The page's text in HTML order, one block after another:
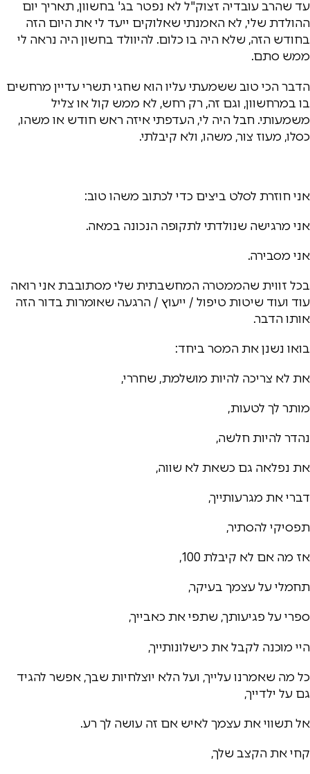
עד שהרב עובדיה זצוק"ל לא נפטר בג' בחשוון, תאריך יום
ההולדת שלי, לא האמנתי שאלוקים ייעד לי את היום הזה
בחודש הזה, שלא היה בו כלום. להיוולד בחשון היה נראה לי
ממש סתם.
הדבר הכי טוב ששמעתי עליו הוא שחגי תשרי עדיין מרחשים
בו במרחשוון, וגם זה, רק רחש, לא ממש קול או צליל
משמעותי. חבל היה לי, העדפתי איזה ראש חודש או משהו,
כסלו, מעוז צור, משהו, ולא קיבלתי.
אני חוזרת לסלט ביצים כדי לכתוב משהו טוב:
אני מרגישה שנולדתי לתקופה הנכונה במאה.
אני מסבירה.
בכל זווית שהממטרה המחשבתית שלי מסתובבת אני רואה
עוד ועוד שיטות טיפול / ייעוץ / הרגעה שאומרות בדור הזה
אותו הדבר.
בואו נשנן את המסר ביחד:
את לא צריכה להיות מושלמת, שחררי,
מותר לך לטעות,
נהדר להיות חלשה,
את נפלאה גם כשאת לא שווה,
דברי את מגרעותייך,
תפסיקי להסתיר,
אז מה אם לא קיבלת 100,
תחמלי על עצמך בעיקר,
ספרי על פגיעותך, שתפי את כאבייך,
היי מוכנה לקבל את כישלונותייך,
כל מה שאמרנו עלייך, ועל הלא יוצלחיות שבך, אפשר להגיד
גם על ילדייך,
אל תשווי את עצמך לאיש אם זה עושה לך רע.
קחי את הקצב שלך,